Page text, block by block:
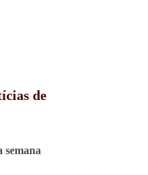
de
semana